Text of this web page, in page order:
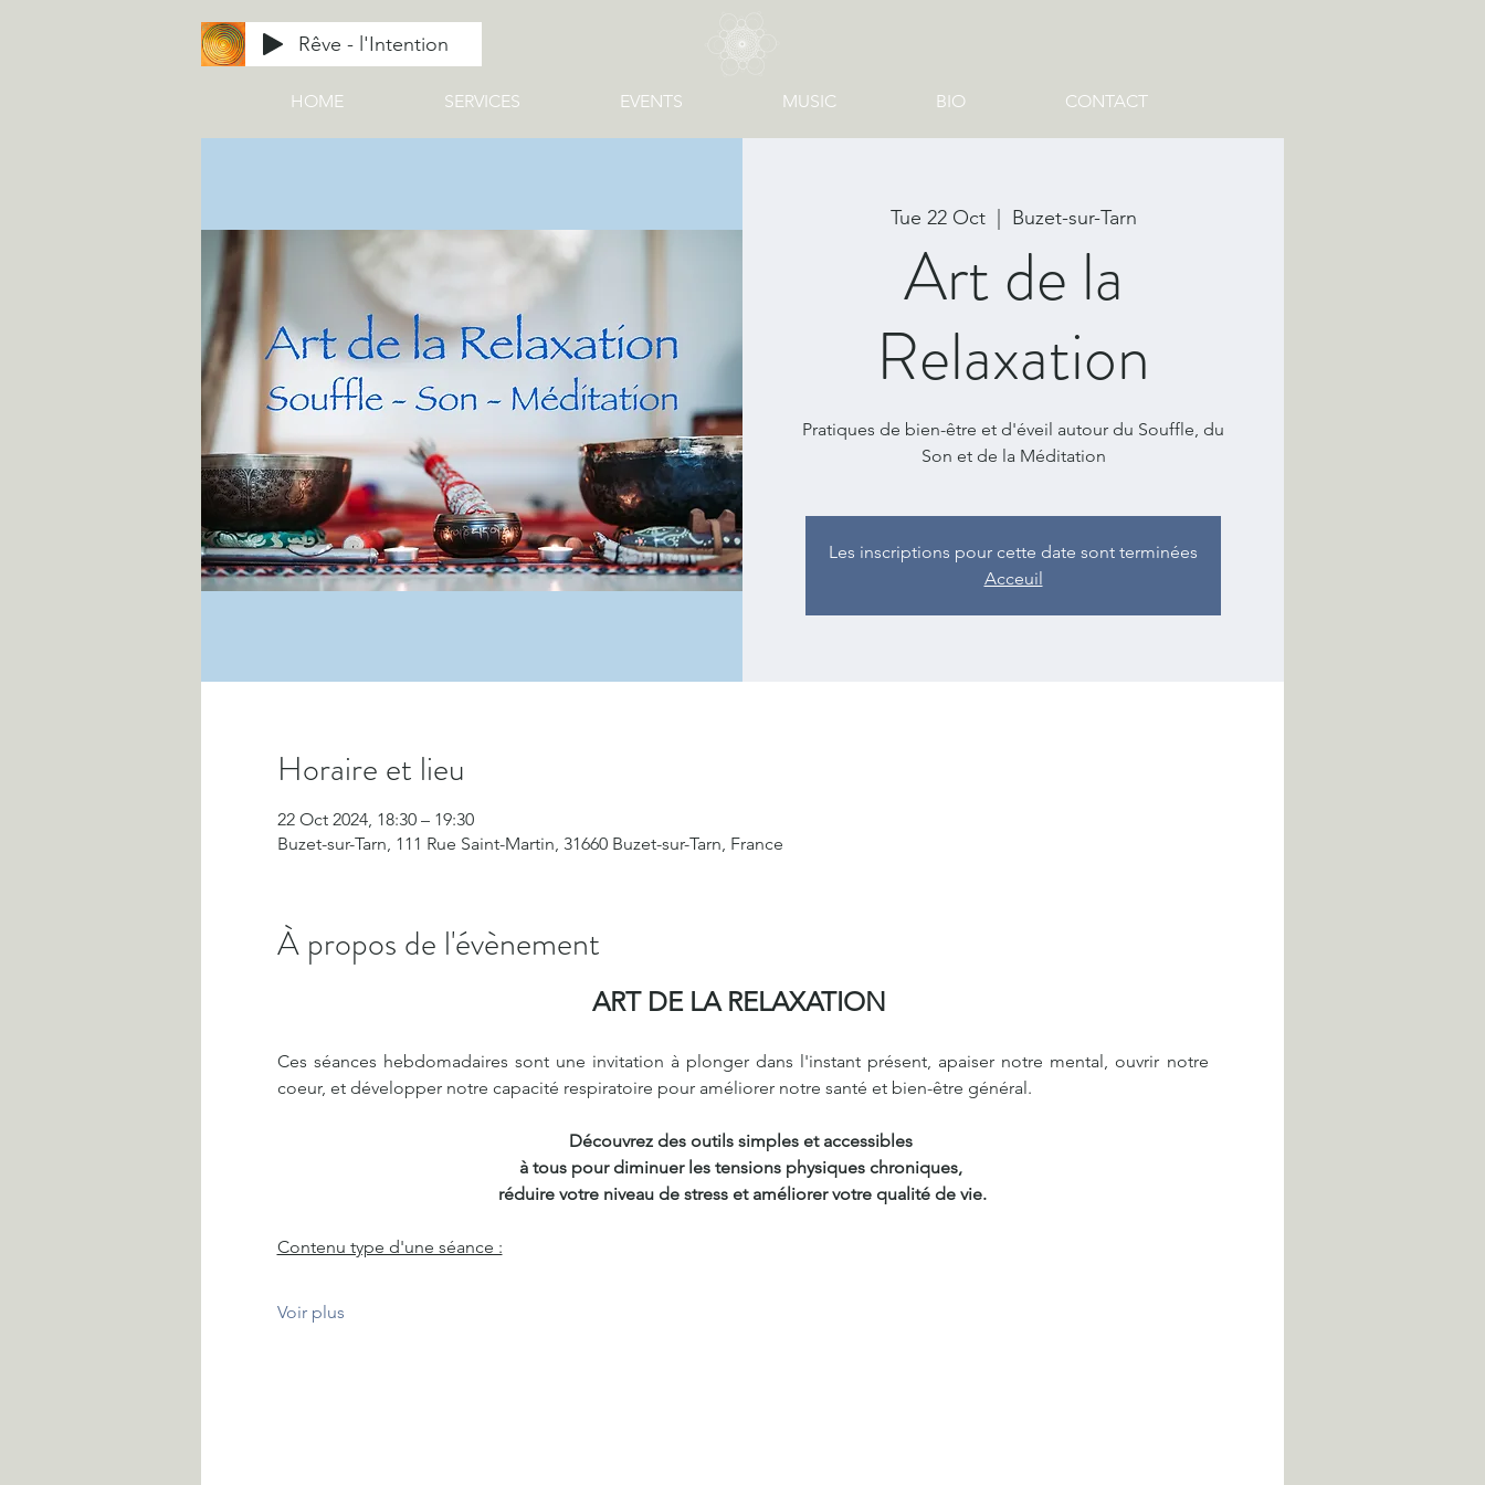
HOME SERVICES EVENTS MUSIC BIO CONTACT
Rêve - l'Intention
Tue 22 Oct
  |
Buzet-sur-Tarn
Art de la
Relaxation
Pratiques de bien-être et d'éveil autour du Souffle, du
Son et de la Méditation
Les inscriptions pour cette date sont terminées
Acceuil
Horaire et lieu
22 Oct 2024, 18:30 – 19:30
Buzet-sur-Tarn, 111 Rue Saint-Martin, 31660 Buzet-sur-Tarn, France
À propos de l'évènement
ART DE LA RELAXATION
Ces séances hebdomadaires sont une invitation à plonger dans l'instant présent, apaiser notre mental, ouvrir notre
coeur, et développer notre capacité respiratoire pour améliorer notre santé et bien-être général.
Découvrez des outils simples et accessibles
à tous pour diminuer les tensions physiques chroniques,
réduire votre niveau de stress et améliorer votre qualité de vie.
Contenu type d'une séance :
Voir plus